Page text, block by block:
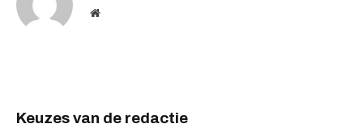
Website
Keuzes van de redactie